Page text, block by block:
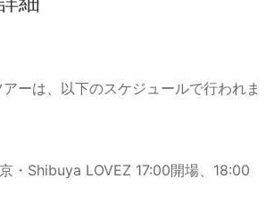
ーは、以下のスケジュールで行われま
・Shibuya LOVEZ 17:00開場、18:00